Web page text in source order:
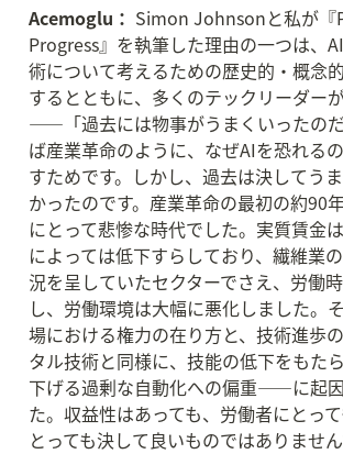
Acemoglu： Simon Johnsonと私が『
Progress』を執筆した理由の一つは、
術について考えるための歴史的・概念
するとともに、多くのテックリーダー
——「過去には物事がうまくいったの
ば産業革命のように、なぜAIを恐れ
すためです。しかし、過去は決してう
かったのです。産業革命の最初の約90
にとって悲惨な時代でした。実質賃金
によっては低下すらしており、繊維業
況を呈していたセクターでさえ、労働
し、労働環境は大幅に悪化しました。
場における権力の在り方と、技術進
タル技術と同様に、技能の低下をもた
下げる過剰な自動化への偏重——に起
た。収益性はあっても、労働者にとっ
とっても決して良いものではありません